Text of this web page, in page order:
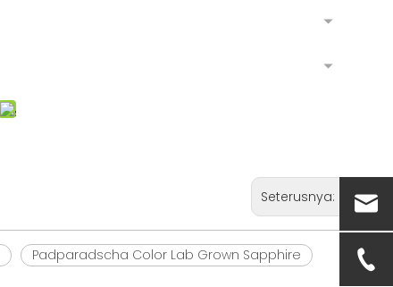
Seterusnya:
Padparadscha Color Lab Grown Sapphire